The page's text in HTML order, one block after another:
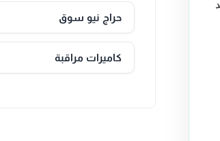
حراج نيو سوق
كاميرات مراقبة